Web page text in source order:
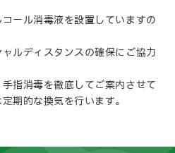
ール消毒液を設置していますの
ルディスタンスの確保にご協力
指消毒を徹底してご案内させて
期的な換気を行います。